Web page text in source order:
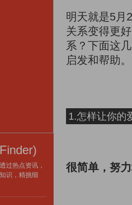
过热点资讯，
识，精挑细
明天就是5月
关系变得更
系？下面这
启发和帮助。
1.怎样让你的
很简单，努